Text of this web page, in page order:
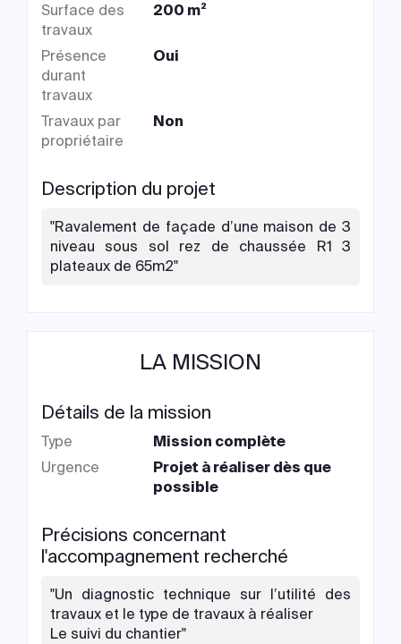
Surface des
travaux
200 m²
Présence
durant
travaux
Oui
Travaux par
propriétaire
Non
Description du projet
"Ravalement de façade d’une maison de 3
niveau sous sol rez de chaussée R1 3
plateaux de 65m2"
LA MISSION
Détails de la mission
Type
Mission complète
Urgence
Projet à réaliser dès que
possible
Précisions concernant
l'accompagnement recherché
"Un diagnostic technique sur l’utilité des
travaux et le type de travaux à réaliser
Le suivi du chantier"